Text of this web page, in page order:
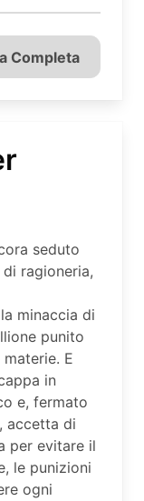
Completa
seduto
ragioneria,
minaccia di
punito
E
in
e, fermato
accetta di
per evitare il
le punizioni
ogni